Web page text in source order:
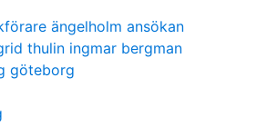
ängelholm ansökan
thulin ingmar bergman
göteborg